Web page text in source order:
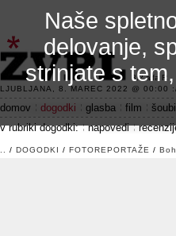
3.2 alfa R
LJUBLJANA, 8. MAREC 2022 @
domov dogodki glasba film
v rubriki dogodki:
napovedi
/ DOGODKI / FOTOREPORTAŽE /
Naše
delovanje,
strinjate s